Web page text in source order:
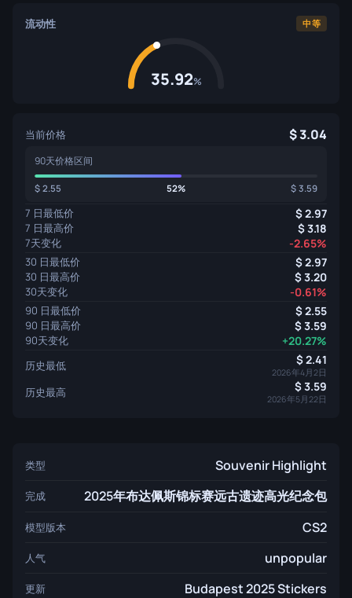
流动性 中等
35.92%
当前价格 3.04
90天价格区间
2.55 52% 3.59
7 日最低价 2.97
7 日最高价 3.18
7天变化 -2.65%
30 日最低价 2.97
30 日最高价 3.20
30天变化 -0.61%
90 日最低价 2.55
90 日最高价 3.59
90天变化 +20.27%
历史最低 2.41
2026年4月2日
历史最高 3.59
2026年5月22日
类型 Souvenir Highlight
完成 2025年布达佩斯锦标赛远古遗迹高光纪念包
模型版本 CS2
人气 unpopular
更新 Budapest 2025 Stickers